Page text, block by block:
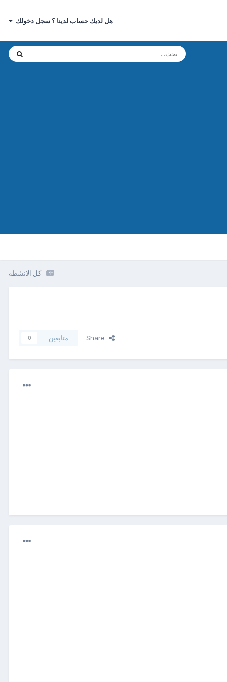
هل لديك حساب لدينا ؟ سجل دخولك
كل الانشطه
متابعين 0